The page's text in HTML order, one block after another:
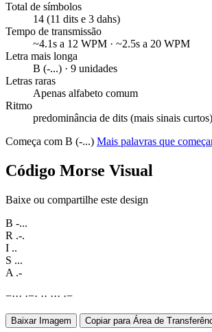
Total de símbolos
14 (11 dits e 3 dahs)
Tempo de transmissão
~4.1s a 12 WPM · ~2.5s a 20 WPM
Letra mais longa
B (-...) · 9 unidades
Letras raras
Apenas alfabeto comum
Ritmo
predominância de dits (mais sinais curtos)
Começa com B (-...) Mais palavras que
Código Morse Visual
Baixe ou compartilhe este design
B -...
R .-.
I ..
S ...
A .-
−··· ·−· ·· ··· ·−
Baixar Imagem Copiar para Área de